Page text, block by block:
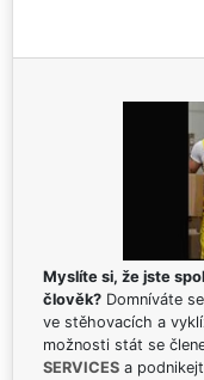
Myslíte si, že jste
člověk? Domníváte
ve stěhovacích a
možnosti stát se
SERVICES a